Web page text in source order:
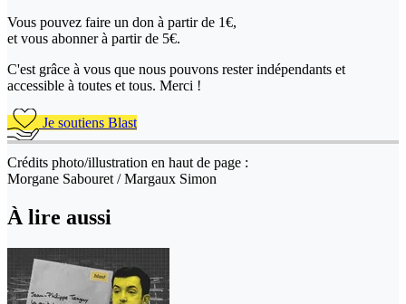
Vous pouvez faire un don à partir de 1€,
et vous abonner à partir de 5€.
C'est grâce à vous que nous pouvons rester indépendants et
accessible à toutes et tous. Merci !
Je soutiens Blast
Crédits photo/illustration en haut de page :
Morgane Sabouret / Margaux Simon
À lire aussi